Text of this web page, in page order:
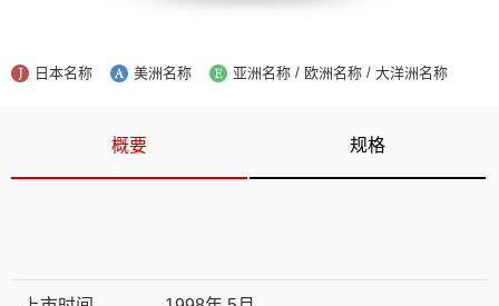
日本名称 美洲名称 亚洲名称 / 欧洲名称 / 大洋洲名称
概要 规格